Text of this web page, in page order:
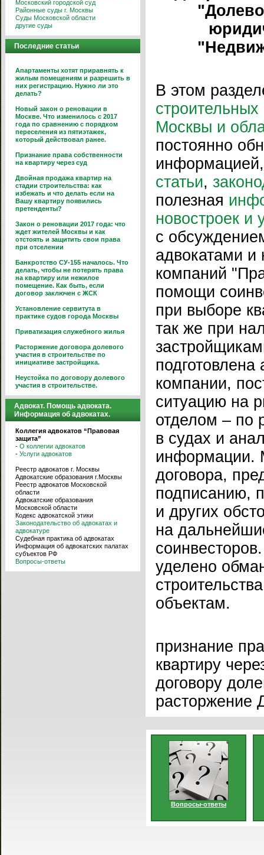
Московский городской суд
Районные суды г. Москвы
Суды Московской области
другие суды
Последние статьи
Апартаменты хотят приравнять к
жилым помещениям и разрешить в
них регистрацию. Нужно ли это
делать?
Новый закон о реновации в
Москве. Что изменилось с 2017
года по сравнению с порядком
переселения из пятиэтажек,
который действовал ранее.
Признание права собственности
на квартиру через суд
Двойная продажа квартир на
стадии строительства: как
избежать и что делать если на
Вашу квартиру появились
претенденты?
Закон о реновации 2017 года: что
ждет жителей Москвы и как
отстоять и защитить свои права
при отселении
Банкротство СУ-155 началось. Что
делать, чтобы не потерять права
на квартиру или нежилое
помещение. Как быть, если
договор заключен с ЖСК
Установление сервитута в
практике судов города Москвы
Приватизация служебного жилья
Расторжение договора долевого
участия в строительстве по
инициативе застройщика.
Неустойка по договору долевого
участия в строительстве.
Адвокат. Помощь адвоката.
Информация об адвокатах.
Коллегия адвокатов “Правовая
защита”
- О коллегии адвокатов
- Услуги адвокатов
Реестр адвокатов г. Москвы
Адвокатские образования г.Москвы
Реестр адвокатов Московской
области
Адвокатские образования
Московской области
Кодекс адвокатской этики
Законодательство об адвокатах и
адвокатуре
Судебная практика об адвокатах
Информация об адвокатских палатах
субъектов РФ
Вопросы-ответы
В этом
Москвы и
постоянно
статьи,
полезная
новостроек и
с
адвокатами и
компаний
помощи
при выборе
так же при
компании,
ситуацию на
отделом – по
в судах и
информации.
договора,
подписанию,
и других
на
уделено
объектам.
признание
квартиру
договору
расторжение
Вопросы-ответы